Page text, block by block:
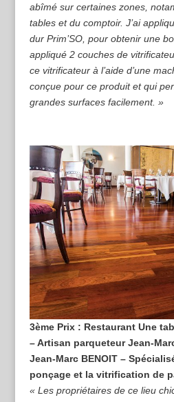
abîmé sur certaines zones,
tables et du comptoir. J’ai
dur Prim’SO, pour obtenir une
appliqué 2 couches de
ce vitrificateur à l’aide d’une
conçue pour ce produit et qui
grandes surfaces facilement. »
3ème Prix : Restaurant Une
– Artisan parqueteur Jean-
Jean-Marc BENOIT –
ponçage et la vitrification de
« Les propriétaires de ce lieu